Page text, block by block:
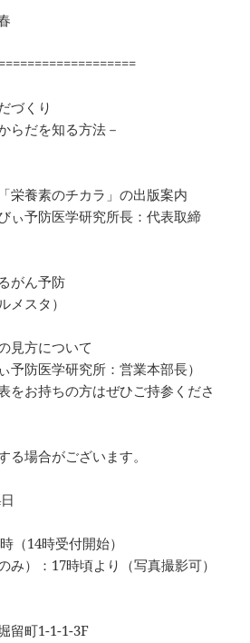
づくり
らだを知る方法－
栄養素のチカラ」の出版案内
ぃ予防医学研究所長：代表取締
がん予防
メスタ）
見方について
予防医学研究所：営業本部長）
をお持ちの方はぜひご持参くださ
場合がございます。
（14時受付開始）
み）：17時頃より（写真撮影可）
留町1-1-1-3F